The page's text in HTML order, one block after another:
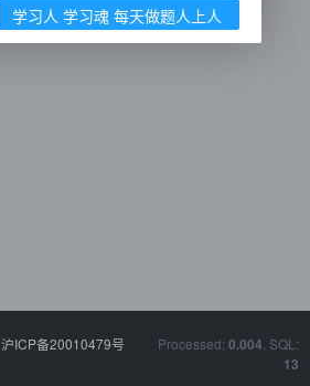
沪ICP备20010479号 Processed: 0.004 , SQL:
13
学习人 学习魂 每天做题人上人